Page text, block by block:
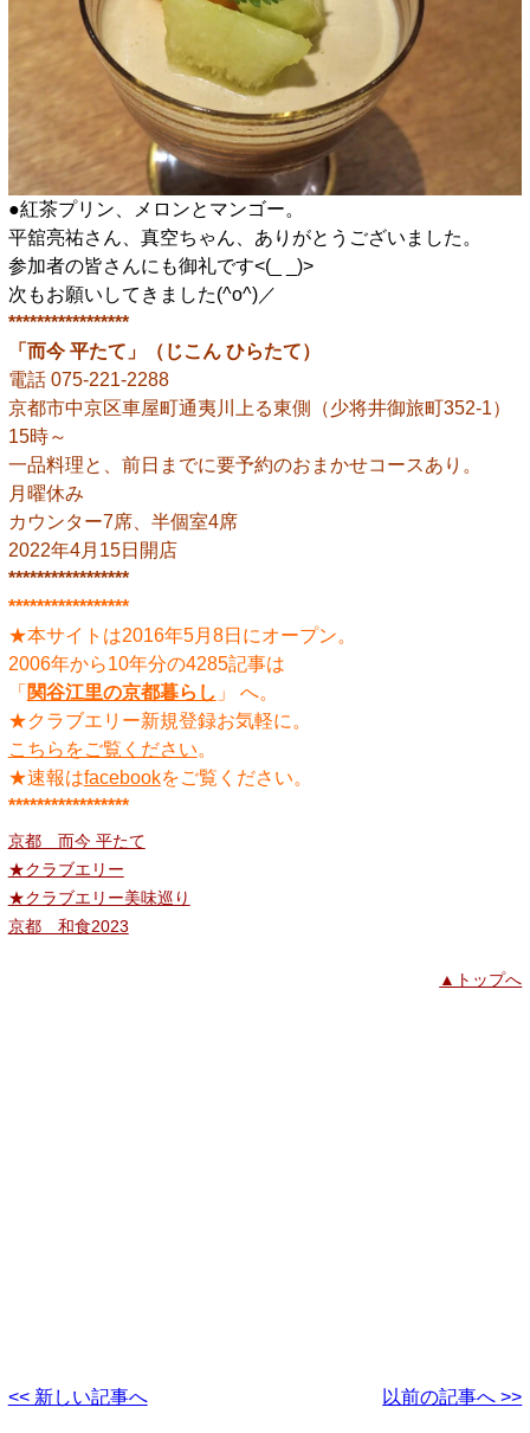
●紅茶プリン、メロンとマンゴー。
平舘亮祐さん、真空ちゃん、ありがとうございました。
参加者の皆さんにも御礼です<(_ _)>
次もお願いしてきました(^o^)／
*****************
「而今 平たて」（じこん ひらたて）
電話 075-221-2288
京都市中京区車屋町通夷川上る東側（少将井御旅町352-1）
15時～
一品料理と、前日までに要予約のおまかせコースあり。
月曜休み
カウンター7席、半個室4席
2022年4月15日開店
*****************
*****************
★本サイトは2016年5月8日にオープン。
2006年から10年分の4285記事は
「 関谷江里の京都暮らし 」 へ。
★クラブエリー新規登録お気軽に。
こちらをご覧ください。
★速報はfacebookをご覧ください。
*****************
京都 而今 平たて
★クラブエリー
★クラブエリー美味巡り
京都 和食2023
▲トップへ
<< 新しい記事へ 以前の記事へ >>